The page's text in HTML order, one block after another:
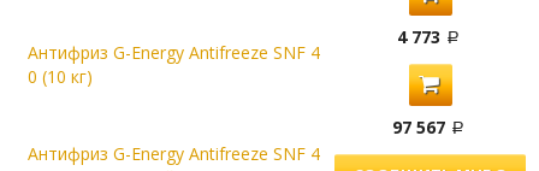
Антифриз G-Energy Antifreeze SNF 4
0 (10 кг)
4 773
Антифриз G-Energy Antifreeze SNF 4
97 567